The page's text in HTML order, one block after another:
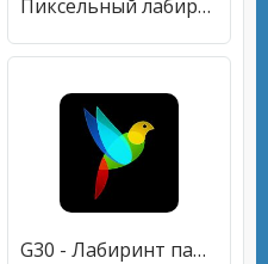
Пиксельный лабиринт
G30 - Лабиринт памяти